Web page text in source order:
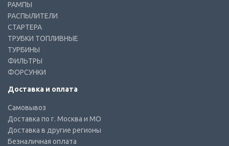
РАМПЫ
РАСПЫЛИТЕЛИ
СТАРТЕРА
ТРУБКИ ТОПЛИВНЫЕ
ТУРБИНЫ
ФИЛЬТРЫ
ФОРСУНКИ
Доставка и оплата
Самовывоз
Доставка по г. Москва и МО
Доставка в другие регионы
Безналичная оплата